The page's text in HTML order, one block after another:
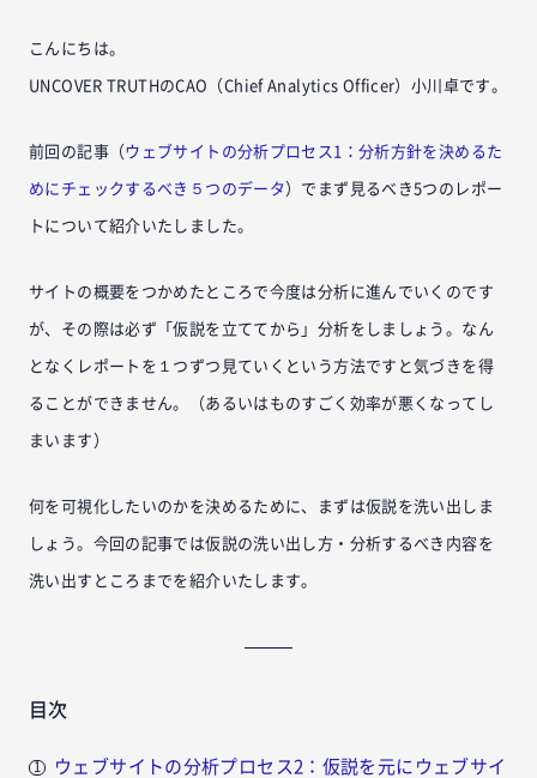
こんにちは。
UNCOVER TRUTHのCAO（Chief Analytics Officer）小川卓です。
前回の記事（ ウェブサイトの分析プロセス1：分析方針を決めるた
めにチェックするべき５つのデータ ）でまず見るべき5つのレポー
トについて紹介いたしました。
サイトの概要をつかめたところで今度は分析に進んでいくのです
が、その際は必ず「仮説を立ててから」分析をしましょう。なん
となくレポートを１つずつ見ていくという方法ですと気づきを得
ることができません。（あるいはものすごく効率が悪くなってし
まいます）
何を可視化したいのかを決めるために、まずは仮説を洗い出しま
しょう。今回の記事では仮説の洗い出し方・分析するべき内容を
洗い出すところまでを紹介いたします。
目次
ウェブサイトの分析プロセス2：仮説を元にウェブサイ